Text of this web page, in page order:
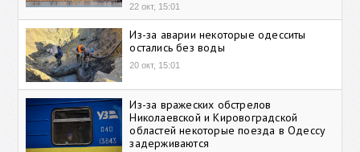
22 окт, 15:01
Из-за аварии некоторые одесситы
остались без воды
20 окт, 15:01
Из-за вражеских обстрелов
Николаевской и Кировоградской
областей некоторые поезда в Одессу
задерживаются